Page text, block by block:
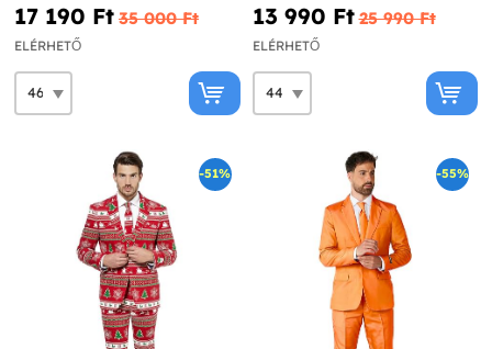
17 190 Ft‎ 35 000 Ft‎
ELÉRHETŐ
13 990 Ft‎ 25 990 Ft‎
ELÉRHETŐ
-51% -55%